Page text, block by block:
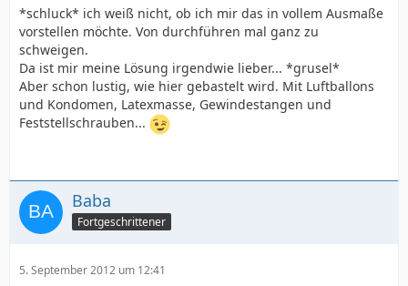
*schluck* ich weiß nicht, ob ich mir das in vollem Ausmaße
vorstellen möchte. Von durchführen mal ganz zu
schweigen.
Da ist mir meine Lösung irgendwie lieber... *grusel*
Aber schon lustig, wie hier gebastelt wird. Mit Luftballons
und Kondomen, Latexmasse, Gewindestangen und
Feststellschrauben...
Baba
Fortgeschrittener
5. September 2012 um 12:41